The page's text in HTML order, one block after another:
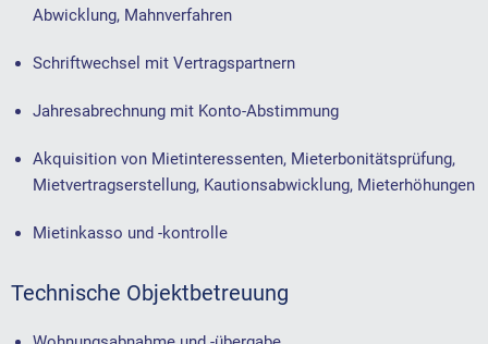
Abwicklung, Mahnverfahren
Schriftwechsel mit Vertragspartnern
Jahresabrechnung mit Konto-Abstimmung
Akquisition von Mietinteressenten, Mieterbonitätsprüfung,
Mietvertragserstellung, Kautionsabwicklung, Mieterhöhungen
Mietinkasso und -kontrolle
Technische Objektbetreuung